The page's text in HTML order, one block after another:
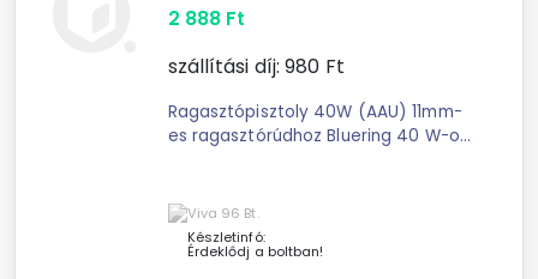
2 888 Ft
szállítási díj: 980 Ft
Ragasztópisztoly 40W (AAU) 11mm-
es ragasztórúdhoz Bluering 40 W-os
Kft.; H-1151 Budapest, Károlyi ...
Készletinfó:
Érdeklődj a boltban!